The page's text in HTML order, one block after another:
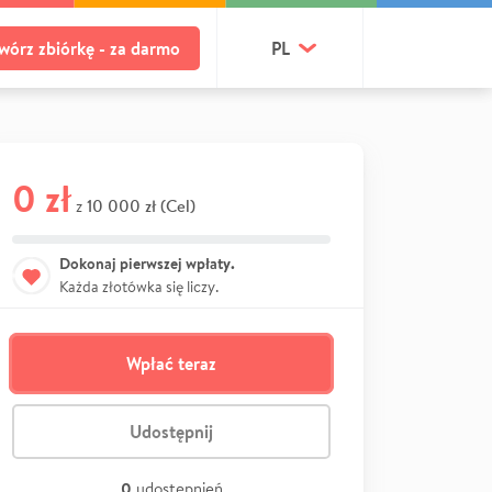
zbiórkę - za darmo PL
0 zł z 10 000 zł (Cel)
Dokonaj pierwszej wpłaty.
Każda złotówka się liczy.
Wpłać teraz
Udostępnij